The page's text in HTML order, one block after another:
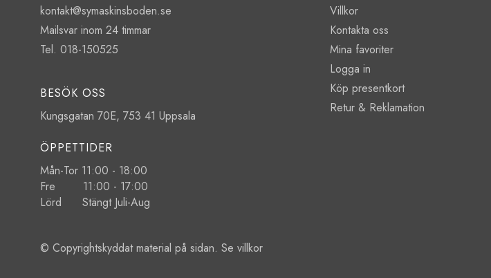
kontakt@symaskinsboden.se
Mailsvar inom 24 timmar
Tel. 018-150525
BESÖK OSS
Kungsgatan 70E, 753 41 Uppsala
ÖPPETTIDER
Mån-Tor 11:00 - 18:00
Fre 11:00 - 17:00
Lörd Stängt Juli-Aug
© Copyrightskyddat material på sidan. Se villkor
Villkor
Kontakta oss
Mina favoriter
Logga in
Köp presentkort
Retur & Reklamation